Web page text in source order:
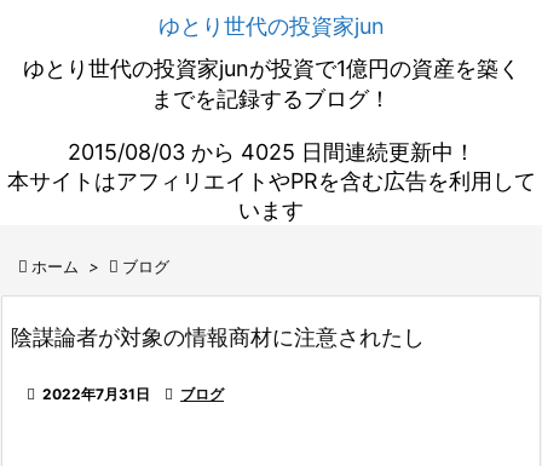
ゆとり世代の投資家jun
ゆとり世代の投資家junが投資で1億円の資産を築く
までを記録するブログ！
2015/08/03 から 4025 日間連続更新中！
本サイトはアフィリエイトやPRを含む広告を利用して
います
 ホーム >  ブログ
陰謀論者が対象の情報商材に注意されたし
 2022年7月31日  ブログ